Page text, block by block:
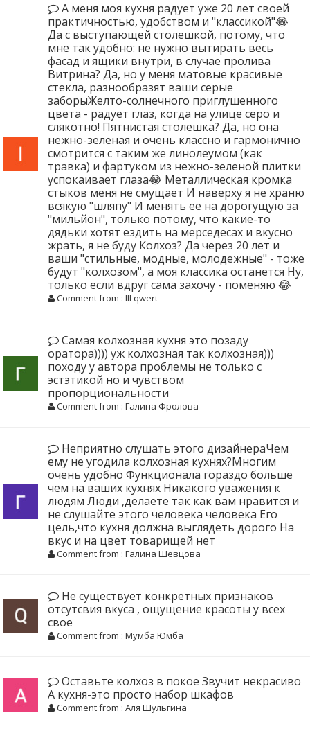
А меня моя кухня радует уже 20 лет своей
практичностью, удобством и "классикой"😂
Да с выступающей столешкой, потому, что
мне так удобно: не нужно вытирать весь
фасад и ящики внутри, в случае пролива
Витрина? Да, но у меня матовые красивые
стекла, разнообразят ваши серые
заборыЖелто-солнечного приглушенного
цвета - радует глаз, когда на улице серо и
слякотно! Пятнистая столешка? Да, но она
нежно-зеленая и очень классно и гармонично
смотрится с таким же линолеумом (как
травка) и фартуком из нежно-зеленой плитки
успокаивает глаза😂 Металлическая кромка
стыков меня не смущает И наверху я не храню
всякую "шляпу" И менять ее на дорогущую за
"мильйон", только потому, что какие-то
дядьки хотят ездить на мерседесах и вкусно
жрать, я не буду Колхоз? Да через 20 лет и
ваши "стильные, модные, молодежные" - тоже
будут "колхозом", а моя классика останется Ну,
только если вдруг сама захочу - поменяю 😂
Comment from : lll qwert
Самая колхозная кухня это позаду
оратора)))) уж колхозная так колхозная)))
походу у автора проблемы не только с
эстэтикой но и чувством
пропорциональности
Comment from : Галина Фролова
Неприятно слушать этого дизайнераЧем
ему не угодила колхозная кухнях?Многим
очень удобно Функционала гораздо больше
чем на ваших кухнях Никакого уважения к
людям Люди ,делаете так как вам нравится и
не слушайте этого человека человека Его
цель,что кухня должна выглядеть дорого На
вкус и на цвет товарищей нет
Comment from : Галина Шевцова
Не существует конкретных признаков
отсутсвия вкуса , ощущение красоты у всех
свое
Comment from : Мумба Юмба
Оставьте колхоз в покое Звучит некрасиво
А кухня-это просто набор шкафов
Comment from : Аля Шульгина